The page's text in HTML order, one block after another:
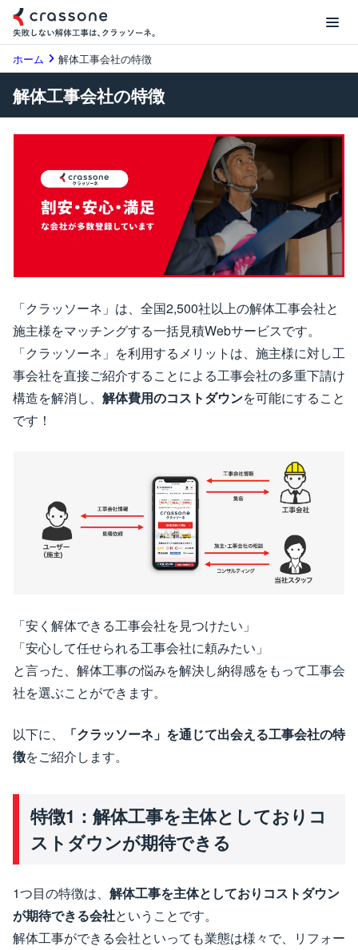
ホーム 解体工事会社の特徴
解体工事会社の特徴
「クラッソーネ」は、全国2,500社以上の解体工事会社と
施主様をマッチングする一括見積Webサービスです。
「クラッソーネ」を利用するメリットは、施主様に対し工
事会社を直接ご紹介することによる工事会社の多重下請け
構造を解消し、 解体費用のコストダウンを可能にすること
です！
「安く解体できる工事会社を見つけたい」
「安心して任せられる工事会社に頼みたい」
と言った、解体工事の悩みを解決し納得感をもって工事会
社を選ぶことができます。
以下に、
「クラッソーネ」を通じて出会える工事会社の特
徴をご紹介します。
特徴1：解体工事を主体としておりコ
ストダウンが期待できる
1つ目の特徴は、 解体工事を主体としておりコストダウン
が期待できる会社ということです。
解体工事ができる会社といっても業態は様々で、リフォー